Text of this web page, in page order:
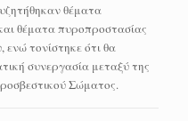
θέματα
θέματα πυροπροστασίας
ενώ τονίστηκε ότι θα
συνεργασία μεταξύ της
Σώματος.